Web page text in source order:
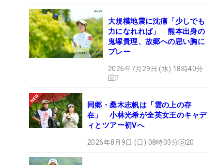
大規模地震に沈痛「少しでも
力になれれば」 熊本出身の
鬼塚貴理、故郷への思い胸に
プレー
2026年7月29日 (水) 18時40分
1
同郷・桑木志帆は「雲の上の存
在」 小林光希が全英女王のキャデ
ィとツアー初Vへ
2026年8月9日 (日) 08時03分 20